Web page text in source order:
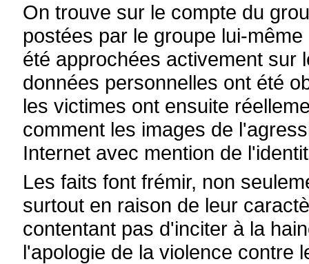
On trouve sur le compte du
postées par le groupe lui-
été approchées activement sur
données personnelles ont été
les victimes ont ensuite
comment les images de
Internet avec mention de
Les faits font frémir, non
surtout en raison de leur
contentant pas d'inciter à la
l'apologie de la violence contre